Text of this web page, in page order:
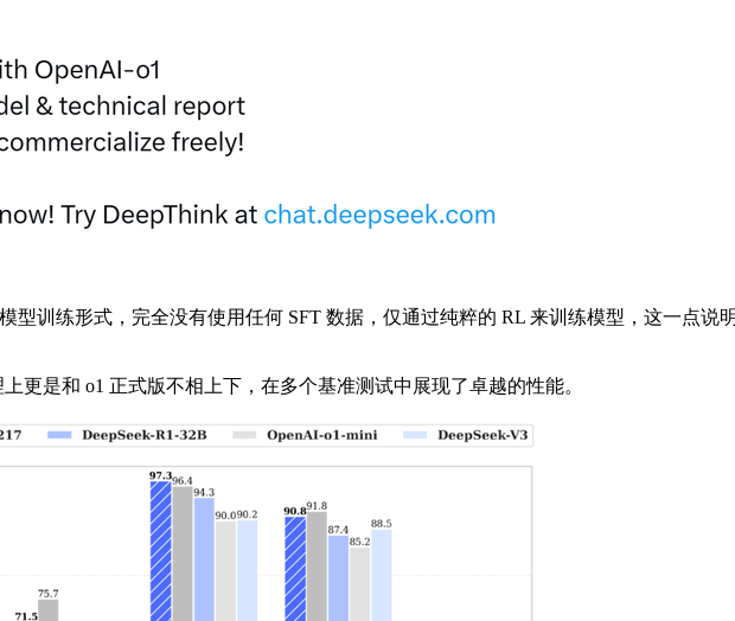
训练形式，完全没有使用任何 SFT 数据，仅通过纯粹的 RL 来训练模型，这一点
是和 o1 正式版不相上下，在多个基准测试中展现了卓越的性能。